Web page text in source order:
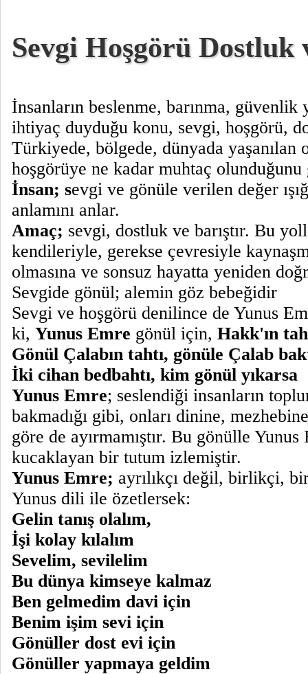
Sevgi Hoşgörü Dostluk
İnsanların beslenme, barınma, güvenlik
ihtiyaç duyduğu konu, sevgi, hoşgörü,
Türkiyede, bölgede, dünyada
hoşgörüye ne kadar muhtaç
İnsan; sevgi ve gönüle verilen değer
anlamını anlar.
Amaç; sevgi, dostluk ve barıştır. Bu
kendileriyle, gerekse çevresiyle
olmasına ve sonsuz hayatta yeniden
Sevgide gönül; alemin göz bebeğidir
Sevgi ve hoşgörü denilince de Yunus
ki, Yunus Emre gönül için, Hakk'ın
Gönül Çalabın tahtı, gönüle Çalab
İki cihan bedbahtı, kim gönül yıkarsa
Yunus Emre; seslendiği insanların
bakmadığı gibi, onları dinine,
göre de ayırmamıştır. Bu gönülle Yunus
kucaklayan bir tutum izlemiştir.
Yunus Emre; ayrılıkçı değil, birlikçi,
Yunus dili ile özetlersek:
Gelin tanış olalım,
İşi kolay kılalım
Sevelim, sevilelim
Bu dünya kimseye kalmaz
Ben gelmedim davi için
Benim işim sevi için
Gönüller dost evi için
Gönüller yapmaya geldim